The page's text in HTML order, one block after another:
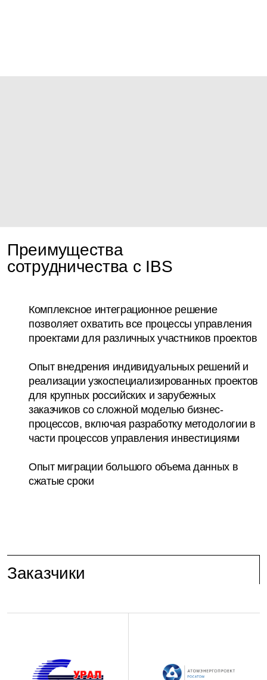
Преимущества
сотрудничества с IBS
Комплексное интеграционное решение
позволяет охватить все процессы управления
проектами для различных участников проектов
Опыт внедрения индивидуальных решений и
реализации узкоспециализированных проектов
для крупных российских и зарубежных
заказчиков со сложной моделью бизнес-
процессов, включая разработку методологии в
части процессов управления инвестициями
Опыт миграции большого объема данных в
сжатые сроки
Заказчики